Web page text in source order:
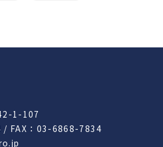
1-107
FAX：03-6868-7834